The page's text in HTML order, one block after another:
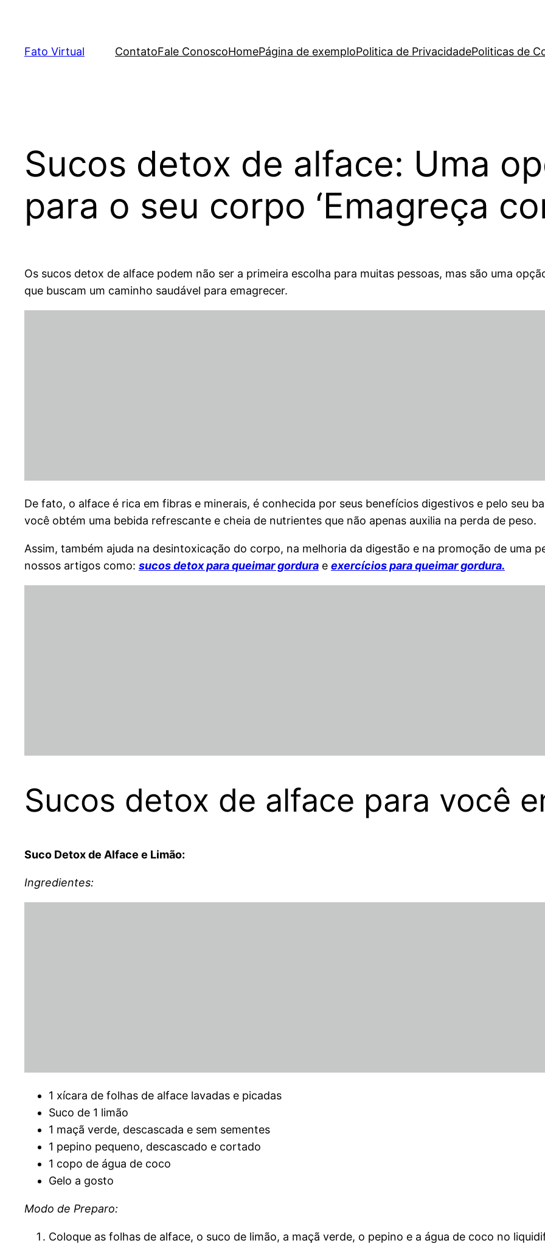
content
Fato Virtual ContatoFale ConoscoHomePágina de exemploPolitica de PrivacidadePoliticas de
Sucos detox de alface: Uma
para o seu corpo ‘Emagreça
Os sucos detox de alface podem não ser a primeira escolha para muitas pessoas, mas são uma
que buscam um caminho saudável para emagrecer.
De fato, o alface é rica em fibras e minerais, é conhecida por seus benefícios digestivos e pelo seu
você obtém uma bebida refrescante e cheia de nutrientes que não apenas auxilia na perda de peso.
Assim, também ajuda na desintoxicação do corpo, na melhoria da digestão e na promoção de uma
nossos artigos como: sucos detox para queimar gordura e exercícios para queimar gordura.
Sucos detox de alface para você
Suco Detox de Alface e Limão:
Ingredientes:
1 xícara de folhas de alface lavadas e picadas
Suco de 1 limão
1 maçã verde, descascada e sem sementes
1 pepino pequeno, descascado e cortado
1 copo de água de coco
Gelo a gosto
Modo de Preparo:
Coloque as folhas de alface, o suco de limão, a maçã verde, o pepino e a água de coco no